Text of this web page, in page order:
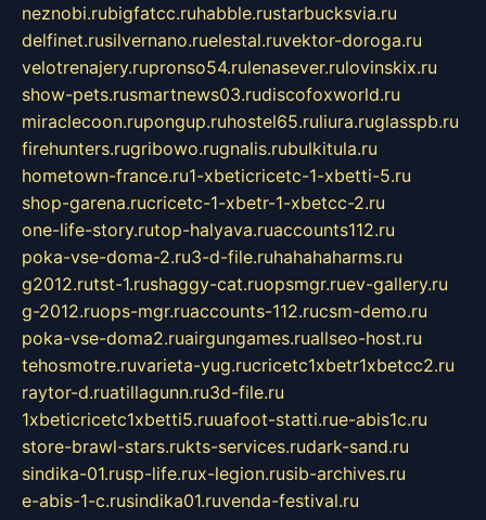
neznobi.rubigfatcc.ruhabble.rustarbucksvia.ru
delfinet.rusilvernano.ruelestal.ruvektor-doroga.ru
velotrenajery.rupronso54.rulenasever.rulovinskix.ru
show-pets.rusmartnews03.rudiscofoxworld.ru
miraclecoon.rupongup.ruhostel65.ruliura.ruglasspb.ru
firehunters.rugribowo.rugnalis.rubulkitula.ru
hometown-france.ru1-xbeticricetc-1-xbetti-5.ru
shop-garena.rucricetc-1-xbetr-1-xbetcc-2.ru
one-life-story.rutop-halyava.ruaccounts112.ru
poka-vse-doma-2.ru3-d-file.ruhahahaharms.ru
g2012.rutst-1.rushaggy-cat.ruopsmgr.ruev-gallery.ru
g-2012.ruops-mgr.ruaccounts-112.rucsm-demo.ru
poka-vse-doma2.ruairgungames.ruallseo-host.ru
tehosmotre.ruvarieta-yug.rucricetc1xbetr1xbetcc2.ru
raytor-d.ruatillagunn.ru3d-file.ru
1xbeticricetc1xbetti5.ruuafoot-statti.rue-abis1c.ru
store-brawl-stars.rukts-services.rudark-sand.ru
sindika-01.rusp-life.rux-legion.rusib-archives.ru
e-abis-1-c.rusindika01.ruvenda-festival.ru